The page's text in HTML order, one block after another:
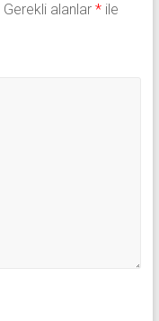
Gerekli alanlar *ile